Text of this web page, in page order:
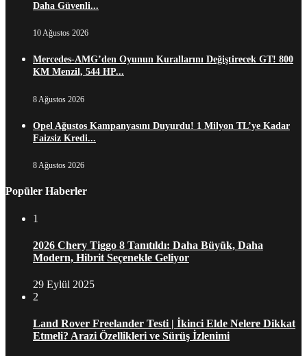
Daha Güvenli...
10 Ağustos 2026
Mercedes-AMG’den Oyunun Kurallarını Değiştirecek GT! 800
KM Menzil, 544 HP...
8 Ağustos 2026
Opel Ağustos Kampanyasını Duyurdu! 1 Milyon TL’ye Kadar
Faizsiz Kredi...
8 Ağustos 2026
Popüler Haberler
1
2026 Chery Tiggo 8 Tanıtıldı: Daha Büyük, Daha
Modern, Hibrit Seçenekle Geliyor
29 Eylül 2025
2
Land Rover Freelander Testi | İkinci Elde Nelere Dikkat
Etmeli? Arazi Özellikleri ve Sürüş İzlenimi